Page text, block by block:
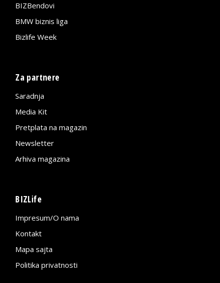
BIZBendovi
BMW biznis liga
Bizlife Week
Za partnere
Saradnja
Media Kit
Pretplata na magazin
Newsletter
Arhiva magazina
BIZLife
Impresum/O nama
Kontakt
Mapa sajta
Politika privatnosti